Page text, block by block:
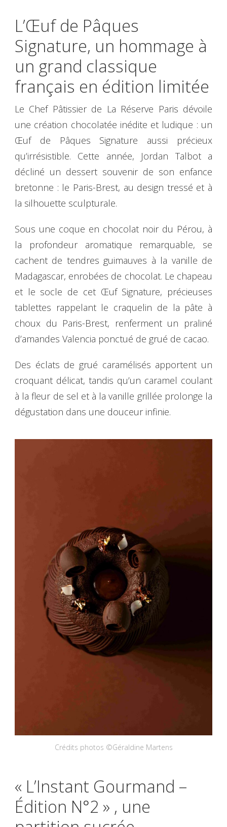
L’Œuf de Pâques
Signature, un hommage à
un grand classique
français en édition limitée
Le Chef Pâtissier de La Réserve Paris dévoile
une création chocolatée inédite et ludique : un
Œuf de Pâques Signature aussi précieux
qu’irrésistible. Cette année, Jordan Talbot a
décliné un dessert souvenir de son enfance
bretonne : le Paris-Brest, au design tressé et à
la silhouette sculpturale.
Sous une coque en chocolat noir du Pérou, à
la profondeur aromatique remarquable, se
cachent de tendres guimauves à la vanille de
Madagascar, enrobées de chocolat. Le chapeau
et le socle de cet Œuf Signature, précieuses
tablettes rappelant le craquelin de la pâte à
choux du Paris-Brest, renferment un praliné
d’amandes Valencia ponctué de grué de cacao.
Des éclats de grué caramélisés apportent un
croquant délicat, tandis qu’un caramel coulant
à la fleur de sel et à la vanille grillée prolonge la
dégustation dans une douceur infinie.
Crédits photos ©Géraldine Martens
« L’Instant Gourmand –
Édition N°2 » , une